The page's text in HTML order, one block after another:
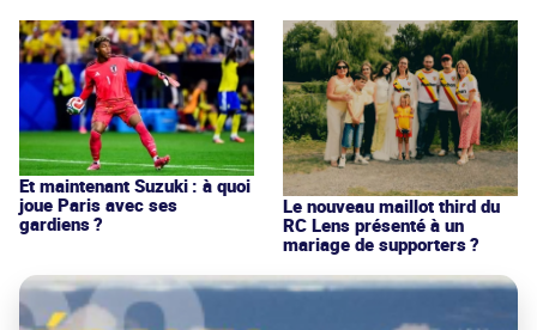
Et maintenant Suzuki : à quoi
joue Paris avec ses
gardiens ?
Le nouveau maillot third du
RC Lens présenté à un
mariage de supporters ?